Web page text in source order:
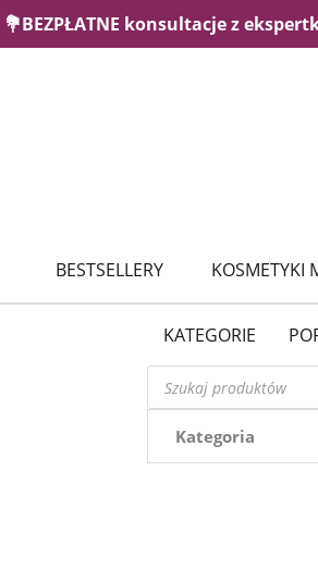
💐BEZPŁATNE konsultacje z
BESTSELLERY KOSMETYKI
KATEGORIE
Wyszukiwarka
produktów